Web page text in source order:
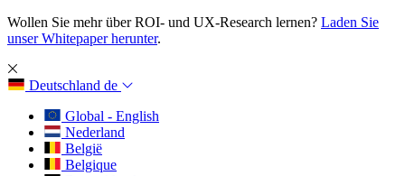
Wollen Sie mehr über ROI- und UX-Research lernen? Laden Sie
unser Whitepaper herunter.
Deutschland de
Global - English
Nederland
België
Belgique